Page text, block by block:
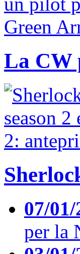
La CW
07/
per la